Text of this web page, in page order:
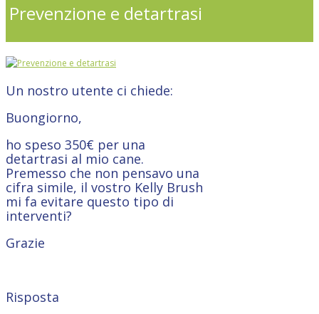
Prevenzione e detartrasi
Un nostro utente ci chiede:
Buongiorno,
ho speso 350€ per una
detartrasi al mio cane.
Premesso che non pensavo una
cifra simile, il vostro Kelly Brush
mi fa evitare questo tipo di
interventi?
Grazie
Risposta